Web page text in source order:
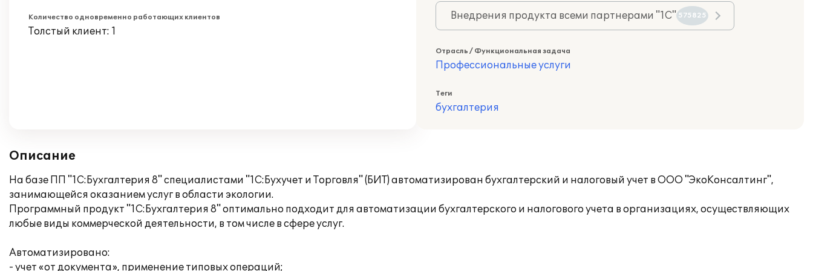
Количество одновременно работающих клиентов
Толстый клиент: 1
Внедрения продукта всеми партнерами "1С" 575825
Отрасль / Функциональная задача
Профессиональные услуги
Теги
бухгалтерия
Описание
На базе ПП "1С:Бухгалтерия 8" специалистами "1С:Бухучет и Торговля" (БИТ) автоматизирован бухгалтерский и налоговый учет в ООО "ЭкоКонсалтинг",
занимающейся оказанием услуг в области экологии.
Программный продукт "1C:Бухгалтерия 8" оптимально подходит для автоматизации бухгалтерского и налогового учета в организациях, осуществляющих
любые виды коммерческой деятельности, в том числе в сфере услуг.
Автоматизировано:
- учет «от документа», применение типовых операций;